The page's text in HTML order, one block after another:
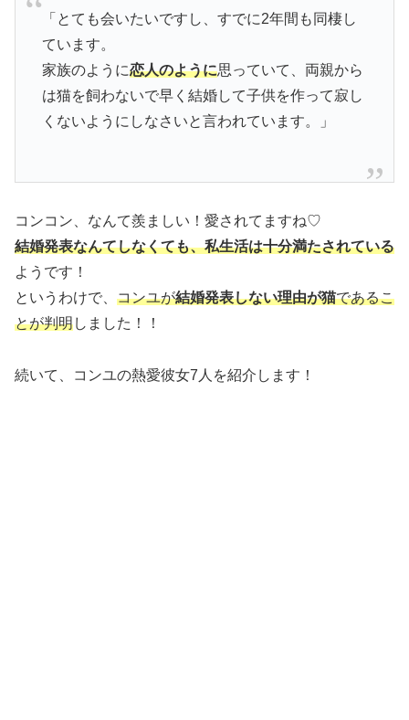
「とても会いたいですし、すでに2年間も同棲し
ています。
家族のように恋人のように思っていて、両親から
は猫を飼わないで早く結婚して子供を作って寂し
くないようにしなさいと言われています。」
コンコン、なんて羨ましい！愛されてますね♡
結婚発表なんてしなくても、私生活は十分満たされている
ようです！
というわけで、 コンユが結婚発表しない理由が猫であるこ
とが判明しました！！
続いて、コンユの熱愛彼女7人を紹介します！